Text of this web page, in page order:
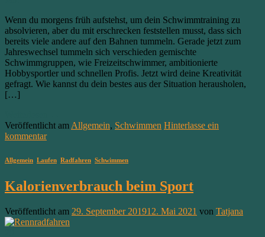
Wenn du morgens früh aufstehst, um dein Schwimmtraining zu
absolvieren, aber du mit erschrecken feststellen musst, dass sich
bereits viele andere auf den Bahnen tummeln. Gerade jetzt zum
Jahreswechsel tummeln sich verschieden gemischte
Schwimmgruppen, wie Freizeitschwimmer, ambitionierte
Hobbysportler und schnellen Profis. Jetzt wird deine Kreativität
gefragt. Wie kannst du dein bestes aus der Situation herausholen,
[…]
Veröffentlicht am Allgemein, Schwimmen Hinterlasse ein
kommentar
Allgemein Laufen Radfahren Schwimmen
Kalorienverbrauch beim Sport
Veröffentlicht am 29. September 201912. Mai 2021 von Tatjana